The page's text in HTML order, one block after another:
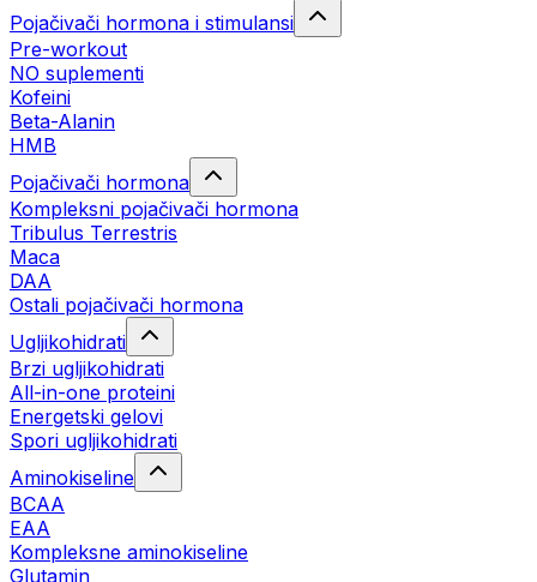
Pojačivači hormona i stimulansi
Pre-workout
NO suplementi
Kofeini
Beta-Alanin
HMB
Pojačivači hormona
Kompleksni pojačivači hormona
Tribulus Terrestris
Maca
DAA
Ostali pojačivači hormona
Ugljikohidrati
Brzi ugljikohidrati
All-in-one proteini
Energetski gelovi
Spori ugljikohidrati
Aminokiseline
BCAA
EAA
Kompleksne aminokiseline
Glutamin